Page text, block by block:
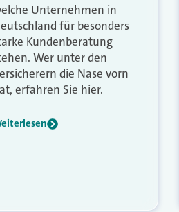
Unternehmen in
für besonders
Kundenberatung
Wer unter den
die Nase vorn
erfahren Sie hier.